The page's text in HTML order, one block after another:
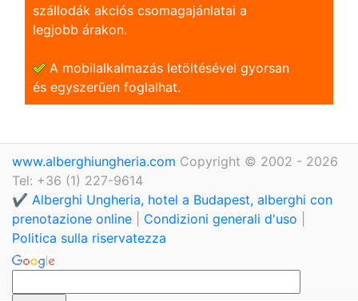
szállodák akciós csomagajánlatai a
legjobb árakon.
A mobilalkalmazás letöltésével gyorsan
és egyszerũen foglalhat.
www.alberghiungheria.com Copyright © 2002 - 2026
Tel: +36 (1) 227-9614
✔️ Alberghi Ungheria, hotel a Budapest, alberghi con
prenotazione online
Condizioni generali d'uso
Politica sulla riservatezza